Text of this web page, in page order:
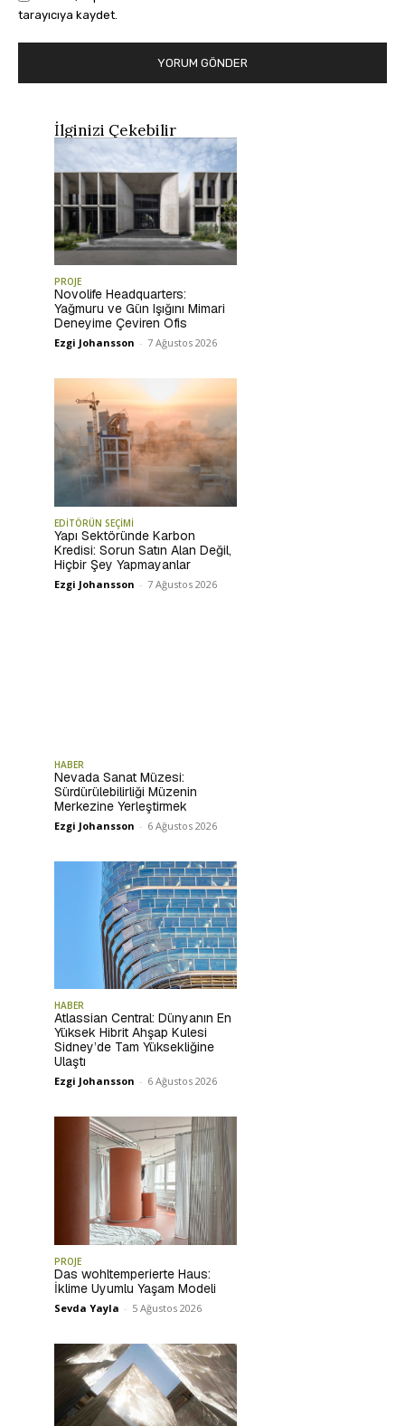
tarayıcıya kaydet.
İlginizi Çekebilir
PROJE
Novolife Headquarters:
Yağmuru ve Gün Işığını Mimari
Deneyime Çeviren Ofis
Ezgi Johansson - 7 Ağustos 2026
EDİTÖRÜN SEÇİMİ
Yapı Sektöründe Karbon
Kredisi: Sorun Satın Alan Değil,
Hiçbir Şey Yapmayanlar
Ezgi Johansson - 7 Ağustos 2026
HABER
Nevada Sanat Müzesi:
Sürdürülebilirliği Müzenin
Merkezine Yerleştirmek
Ezgi Johansson - 6 Ağustos 2026
HABER
Atlassian Central: Dünyanın En
Yüksek Hibrit Ahşap Kulesi
Sidney’de Tam Yüksekliğine
Ulaştı
Ezgi Johansson - 6 Ağustos 2026
PROJE
Das wohltemperierte Haus:
İklime Uyumlu Yaşam Modeli
Sevda Yayla - 5 Ağustos 2026